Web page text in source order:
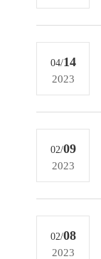
04/14
2023
02/09
2023
02/08
2023